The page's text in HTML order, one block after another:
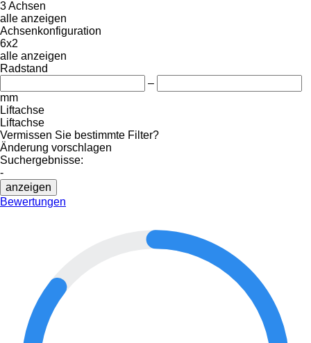
3 Achsen
alle anzeigen
Achsenkonfiguration
6x2
alle anzeigen
Radstand
–
mm
Liftachse
Liftachse
Vermissen Sie bestimmte Filter?
Änderung vorschlagen
Suchergebnisse:
-
anzeigen
Bewertungen